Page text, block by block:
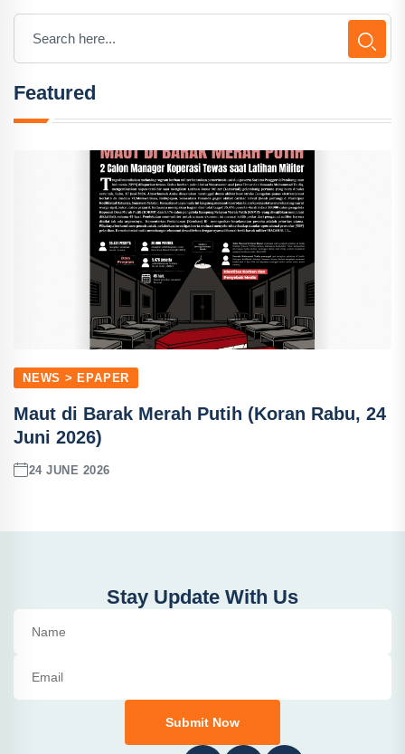
Featured
NEWS > EPAPER
Maut di Barak Merah Putih (Koran Rabu, 24
Juni 2026)
24 JUNE 2026
Stay Update With Us
Submit Now